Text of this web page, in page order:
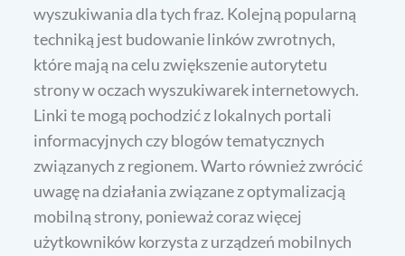
wyszukiwania dla tych fraz. Kolejną popularną
techniką jest budowanie linków zwrotnych,
które mają na celu zwiększenie autorytetu
strony w oczach wyszukiwarek internetowych.
Linki te mogą pochodzić z lokalnych portali
informacyjnych czy blogów tematycznych
związanych z regionem. Warto również zwrócić
uwagę na działania związane z optymalizacją
mobilną strony, ponieważ coraz więcej
użytkowników korzysta z urządzeń mobilnych